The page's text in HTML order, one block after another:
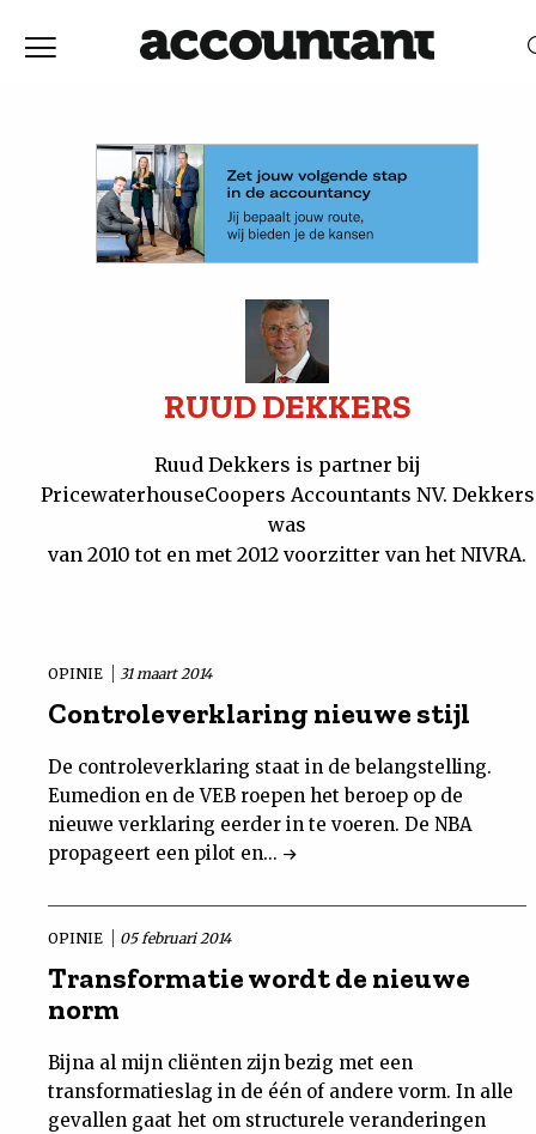
Nieuws
Discussie
Cijfers
Tuchtrecht
Magazine
Podcast
Nieuwsbrief
RUUD DEKKERS
Ruud Dekkers is partner bij
PricewaterhouseCoopers Accountants NV. Dekkers
was
van 2010 tot en met 2012 voorzitter van het NIVRA.
OPINIE 31 maart 2014
Controleverklaring nieuwe stijl
De controleverklaring staat in de belangstelling.
Eumedion en de VEB roepen het beroep op de
nieuwe verklaring eerder in te voeren. De NBA
propageert een pilot en...
OPINIE 05 februari 2014
Transformatie wordt de nieuwe
norm
Bijna al mijn cliënten zijn bezig met een
transformatieslag in de één of andere vorm. In alle
gevallen gaat het om structurele veranderingen
RELEVANTIEDATUM